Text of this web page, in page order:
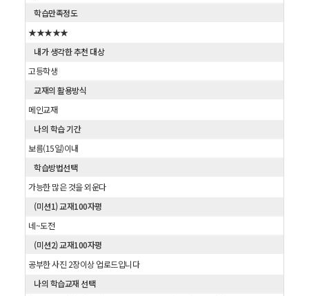
학습만족정도
★★★★★
내가 생각한 추천 대상
고등학생
교재의 활용방식
메인교재
나의 학습 기간
보름(15일)이내
학습방법선택
가능한 많은 것을 외운다
(미션1) 교재100자평
네~도전
(미션2) 교재100자평
공부한 사진 2장이상 업로드입니다
나의 학습교재 선택